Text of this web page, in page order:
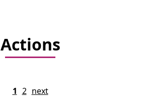
Actions
1 2 next